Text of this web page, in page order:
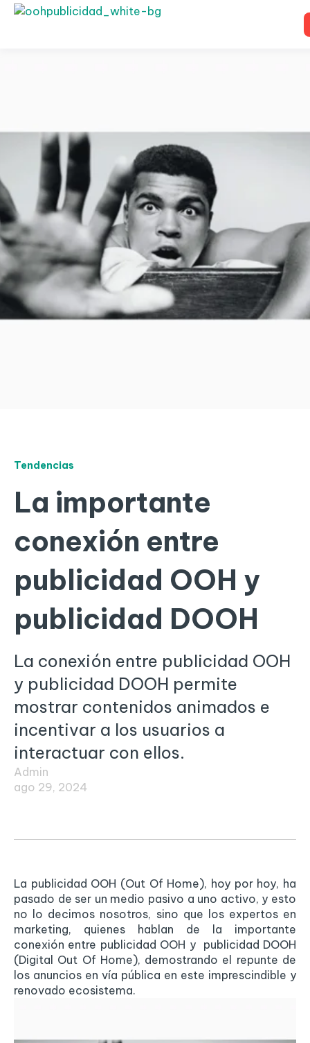
Tendencias
La importante
conexión entre
publicidad OOH y
publicidad DOOH
La conexión entre publicidad OOH
y publicidad DOOH permite
mostrar contenidos animados e
incentivar a los usuarios a
interactuar con ellos.
Admin
ago 29, 2024
La publicidad OOH (Out Of Home), hoy por hoy, ha
pasado de ser un medio pasivo a uno activo, y esto
no lo decimos nosotros, sino que los expertos en
marketing, quienes hablan de la importante
conexión entre publicidad OOH y publicidad DOOH
(Digital Out Of Home), demostrando el repunte de
los anuncios en vía pública en este imprescindible y
renovado ecosistema.